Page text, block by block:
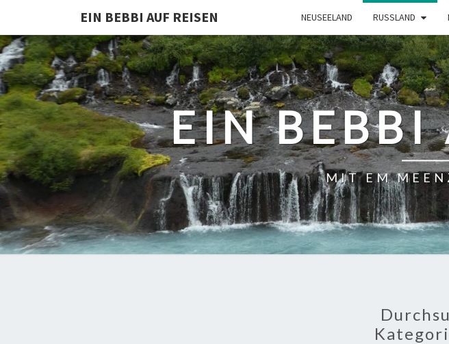
EIN BEBBI AUF REISEN NEUSEELAND RUSSLAND
EIN BEBBI
MIT EM